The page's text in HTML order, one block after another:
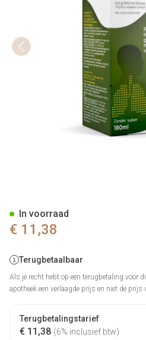
€ 11,38
Terugbetaalbaar
Als je recht hebt op een terugbetaling voor
apotheek een verlaagde prijs en niet de
Terugbetalingstarief
€ 11,38 (6% inclusief btw)
In voorraad